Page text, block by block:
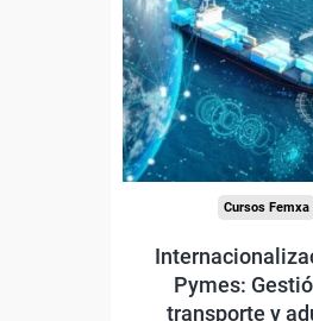
Para
trabajadores y
-Transporte y
Cursos Femxa
Pymes:
transporte y